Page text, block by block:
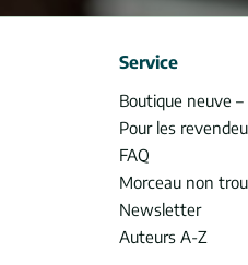
Service
Boutique neuve
Pour les
FAQ
Morceau non
Newsletter
Auteurs A-Z